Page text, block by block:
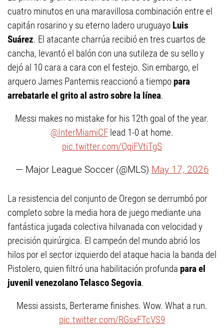
cuatro minutos en una maravillosa combinación entre el
capitán rosarino y su eterno ladero uruguayo Luis
Suárez. El atacante charrúa recibió en tres cuartos de
cancha, levantó el balón con una sutileza de su sello y
dejó al 10 cara a cara con el festejo. Sin embargo, el
arquero James Pantemis reaccionó a tiempo para
arrebatarle el grito al astro sobre la línea.
Messi makes no mistake for his 12th goal of the year.
@InterMiamiCF lead 1-0 at home.
pic.twitter.com/QqiFVtiTgS
— Major League Soccer (@MLS) May 17, 2026
La resistencia del conjunto de Oregon se derrumbó por
completo sobre la media hora de juego mediante una
fantástica jugada colectiva hilvanada con velocidad y
precisión quirúrgica. El campeón del mundo abrió los
hilos por el sector izquierdo del ataque hacia la banda del
Pistolero, quien filtró una habilitación profunda para el
juvenil venezolano Telasco Segovia.
Messi assists, Berterame finishes. Wow. What a run.
pic.twitter.com/RGsxFTcVS9